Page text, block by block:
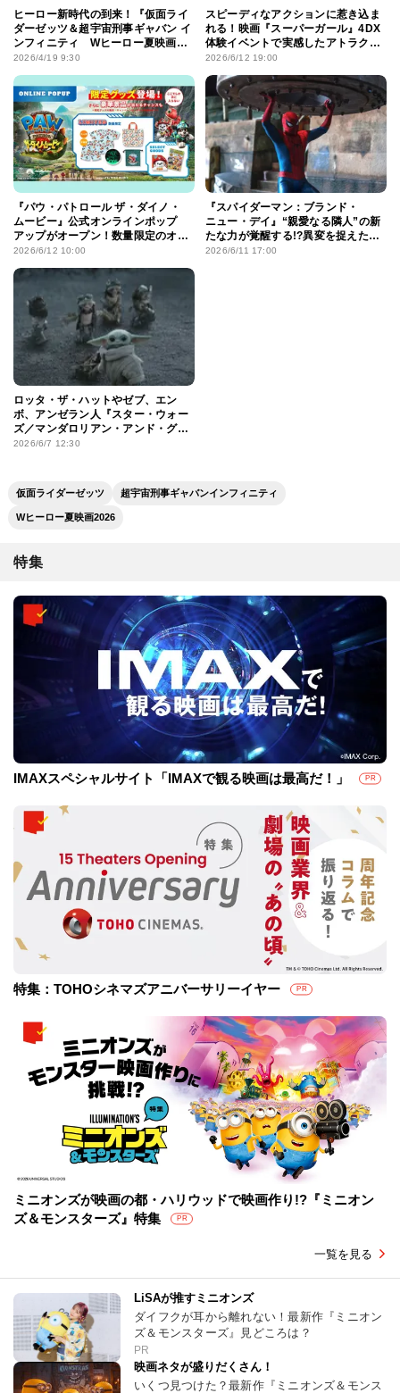
ヒーロー新時代の到来！『仮面ライ
ダーゼッツ＆超宇宙刑事ギャバン イ
ンフィニティ Wヒーロー夏映画
2026』ティザービジュアル＆特報
2026/4/19 9:30
スピーディなアクションに惹き込ま
れる！映画『スーパーガール』4DX
体験イベントで実感したアトラク
ション感覚で楽しめるポイント
2026/6/12 19:00
『パウ・パトロール ザ・ダイノ・
ムービー』公式オンラインポップ
アップがオープン！数量限定のオリ
ジナルグッズ付ムビチケが販売開
2026/6/12 10:00
『スパイダーマン：ブランド・
ニュー・デイ』“親愛なる隣人”の新
たな力が覚醒する!?異変を捉えた新
場面写真
2026/6/11 17:00
ロッタ・ザ・ハットやゼブ、エン
ボ、アンゼラン人『スター・ウォー
ズ／マンダロリアン・アンド・グ
ローグー』の主要キャラの背景を掘
2026/6/7 12:30
仮面ライダーゼッツ 超宇宙刑事ギャバンインフィニティ
Wヒーロー夏映画2026
特集
IMAXスペシャルサイト「IMAXで観る映画は最高だ！」 PR
特集：TOHOシネマズアニバーサリーイヤー PR
ミニオンズが映画の都・ハリウッドで映画作り!?『ミニオン
ズ＆モンスターズ』特集
PR
一覧を見る
LiSAが推すミニオンズ
ダイフクが耳から離れない！最新作『ミニオン
ズ＆モンスターズ』見どころは？
PR
映画ネタが盛りだくさん！
いくつ見つけた？最新作『ミニオンズ＆モンス